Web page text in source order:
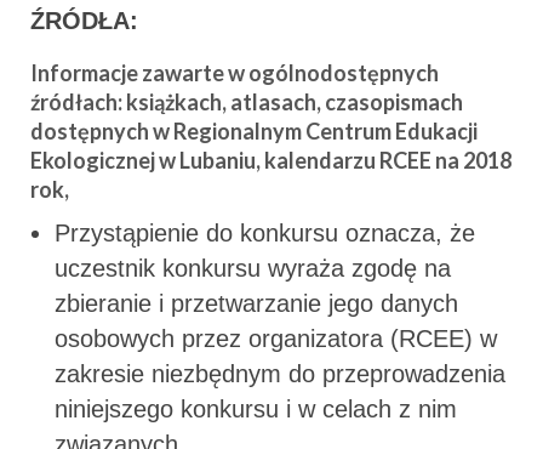
ŹRÓDŁA:
Informacje zawarte w ogólnodostępnych
źródłach: książkach, atlasach, czasopismach
dostępnych w Regionalnym Centrum Edukacji
Ekologicznej w Lubaniu, kalendarzu RCEE na 2018
rok,
Przystąpienie do konkursu oznacza, że
uczestnik konkursu wyraża zgodę na
zbieranie i przetwarzanie jego danych
osobowych przez organizatora (RCEE) w
zakresie niezbędnym do przeprowadzenia
niniejszego konkursu i w celach z nim